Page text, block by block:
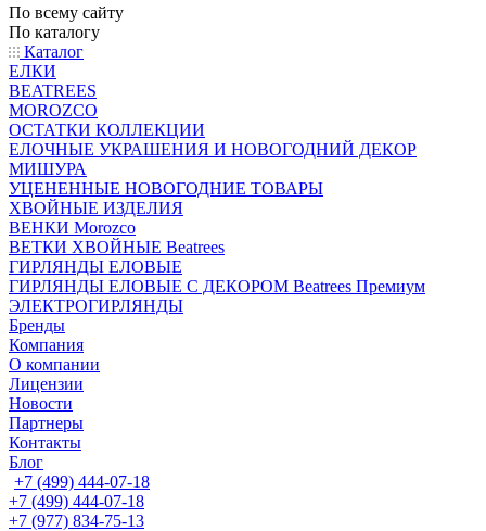
По всему сайту
По каталогу
Каталог
ЕЛКИ
BEATREES
MOROZCO
ОСТАТКИ КОЛЛЕКЦИИ
ЕЛОЧНЫЕ УКРАШЕНИЯ И НОВОГОДНИЙ ДЕКОР
МИШУРА
УЦЕНЕННЫЕ НОВОГОДНИЕ ТОВАРЫ
ХВОЙНЫЕ ИЗДЕЛИЯ
ВЕНКИ Morozco
ВЕТКИ ХВОЙНЫЕ Beatrees
ГИРЛЯНДЫ ЕЛОВЫЕ
ГИРЛЯНДЫ ЕЛОВЫЕ С ДЕКОРОМ Beatrees Премиум
ЭЛЕКТРОГИРЛЯНДЫ
Бренды
Компания
О компании
Лицензии
Новости
Партнеры
Контакты
Блог
+7 (499) 444-07-18
+7 (499) 444-07-18
+7 (977) 834-75-13